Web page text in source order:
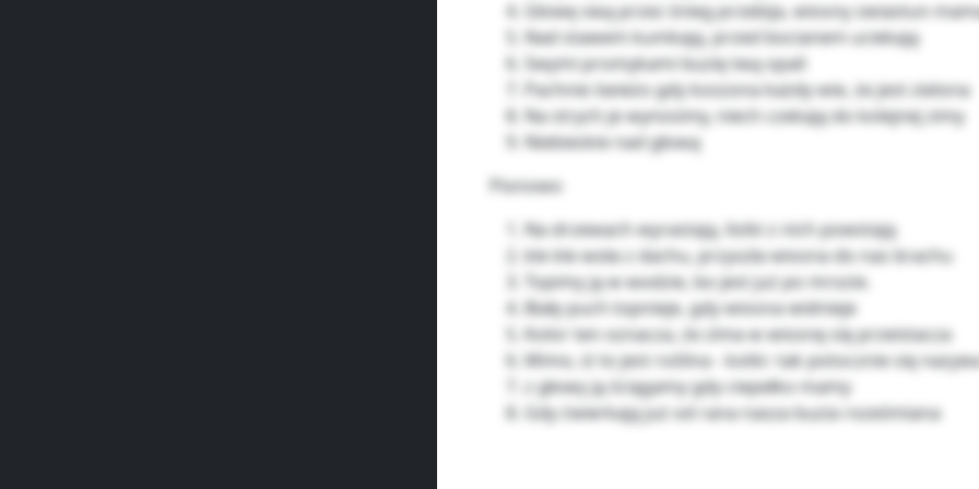
Głowę swą przez śnieg przebija, wiosny zwiastun
Nad stawem kumkają, przed bocianem uciekają
Swymi promykami buzię twą opali
Pachnie świeżo gdy koszona każdy wie, że jest zielona
Na strych je wynosimy, niech czekają do kolejnej zimy
Niebieskie nad głową
Pionowo
Na drzewach wyrastają, listki z nich powstają
kle kle woła z dachu, przyszła wiosna do nas brachu
Topimy ją w wodzie, bo jest już po mrozie.
Biały puch topnieje, gdy wiosna widnieje
Kolor ten oznacza, że zima w wiosnę się przeistacza
Mimo, iż to jest roślina - kotki- tak potocznie się
z głowy ją ściągamy gdy ciepełko mamy
Gdy ćwierkają już od rana nasza buzia roześmiana